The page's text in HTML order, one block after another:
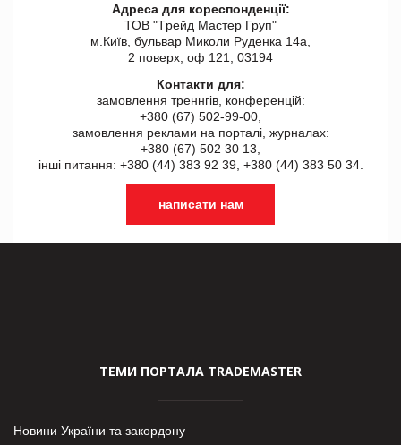
Адреса для кореспонденції:
ТОВ "Tрейд Мастер Груп"
м.Київ, бульвар Миколи Руденка 14а,
2 поверх, оф 121, 03194
Контакти для:
замовлення треннгів, конференцій:
+380 (67) 502-99-00,
замовлення реклами на порталі, журналах:
+380 (67) 502 30 13,
інші питання: +380 (44) 383 92 39, +380 (44) 383 50 34.
написати нам
ТЕМИ ПОРТАЛА TRADEMASTER
Новини України та закордону